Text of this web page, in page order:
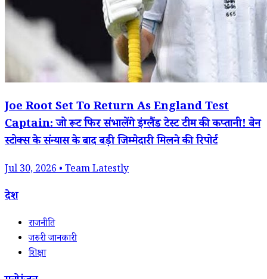
Joe Root Set To Return As England Test
Captain: जो रूट फिर संभालेंगे इंग्लैंड टेस्ट टीम की कप्तानी! बेन
स्टोक्स के संन्यास के बाद बड़ी जिम्मेदारी मिलने की रिपोर्ट
Jul 30, 2026 • Team Latestly
देश
राजनीति
जरुरी जानकारी
शिक्षा